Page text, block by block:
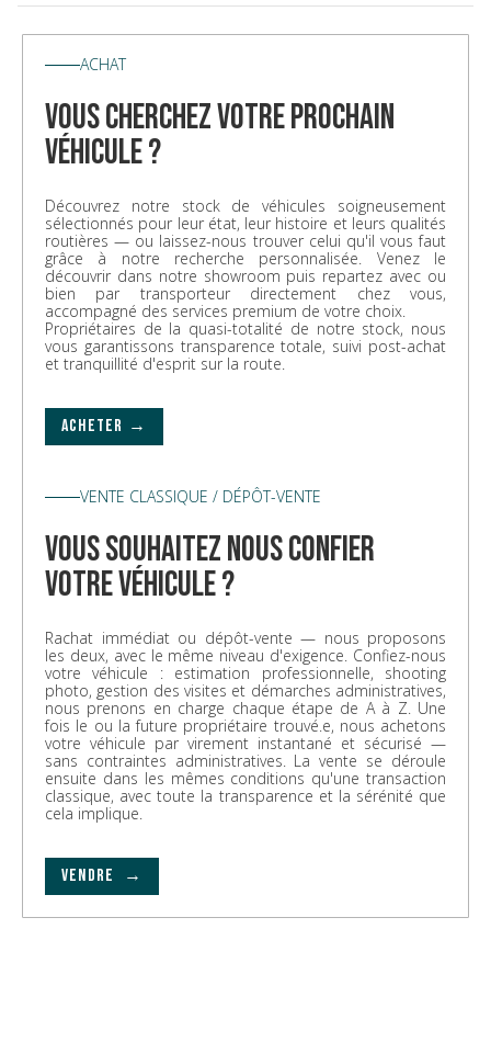
ACHAT
vous cherchez votre prochain
véhicule ?
Découvrez notre stock de véhicules soigneusement
sélectionnés pour leur état, leur histoire et leurs qualités
routières — ou laissez-nous trouver celui qu'il vous faut
grâce à notre recherche personnalisée. Venez le
découvrir dans notre showroom puis repartez avec ou
bien par transporteur directement chez vous,
accompagné des services premium de votre choix.
Propriétaires de la quasi-totalité de notre stock, nous
vous garantissons transparence totale, suivi post-achat
et tranquillité d'esprit sur la route.
ACHETER →
VENTE CLASSIQUE / DÉPÔT-VENTE
vous souhaitez nous confier
votre véhicule ?
Rachat immédiat ou dépôt-vente — nous proposons
les deux, avec le même niveau d'exigence. Confiez-nous
votre véhicule : estimation professionnelle, shooting
photo, gestion des visites et démarches administratives,
nous prenons en charge chaque étape de A à Z. Une
fois le ou la future propriétaire trouvé.e, nous achetons
votre véhicule par virement instantané et sécurisé —
sans contraintes administratives. La vente se déroule
ensuite dans les mêmes conditions qu'une transaction
classique, avec toute la transparence et la sérénité que
cela implique.
VENDRE →